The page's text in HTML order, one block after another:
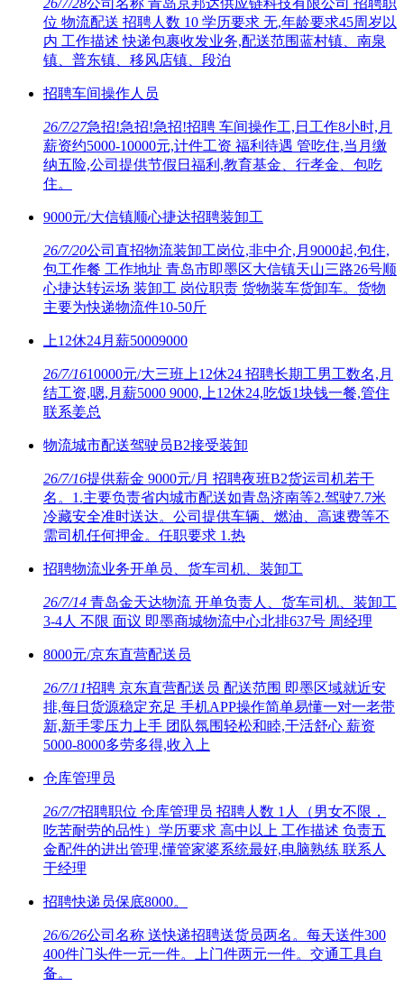
26/7/28公司名称 青岛京邦达供应链科技有限公司 招聘职
位 物流配送 招聘人数 10 学历要求 无,年龄要求45周岁以
内 工作描述 快递包裹收发业务,配送范围蓝村镇、南泉
镇、普东镇、移风店镇、段泊
招聘车间操作人员
26/7/27急招!急招!急招!招聘 车间操作工,日工作8小时,月
薪资约5000-10000元,计件工资 福利待遇 管吃住,当月缴
纳五险,公司提供节假日福利,教育基金、行孝金、包吃
住。
9000元/大信镇顺心捷达招聘装卸工
26/7/20公司直招物流装卸工岗位,非中介,月9000起,包住,
包工作餐 工作地址 青岛市即墨区大信镇天山三路26号顺
心捷达转运场 装卸工 岗位职责 货物装车货卸车。货物
主要为快递物流件10-50斤
上12休24月薪50009000
26/7/1610000元/大三班上12休24 招聘长期工男工数名,月
结工资,嗯,月薪5000 9000,上12休24,吃饭1块钱一餐,管住
联系姜总
物流城市配送驾驶员B2接受装卸
26/7/16提供薪金 9000元/月 招聘夜班B2货运司机若干
名。1.主要负责省内城市配送如青岛济南等2.驾驶7.7米
冷藏安全准时送达。公司提供车辆、燃油、高速费等不
需司机任何押金。任职要求 1.热
招聘物流业务开单员、货车司机、装卸工
26/7/14 青岛金天达物流 开单负责人、货车司机、装卸工
3-4人 不限 面议 即墨商城物流中心北排637号 周经理
8000元/京东直营配送员
26/7/11招聘 京东直营配送员 配送范围 即墨区域就近安
排,每日货源稳定充足 手机APP操作简单易懂一对一老带
新,新手零压力上手 团队氛围轻松和睦,干活舒心 薪资
5000-8000多劳多得,收入上
仓库管理员
26/7/7招聘职位 仓库管理员 招聘人数 1人（男女不限，
吃苦耐劳的品性）学历要求 高中以上 工作描述 负责五
金配件的进出管理,懂管家婆系统最好,电脑熟练 联系人
于经理
招聘快递员保底8000。
26/6/26公司名称 送快递招聘送货员两名。每天送件300
400件门头件一元一件。上门件两元一件。交通工具自
备。